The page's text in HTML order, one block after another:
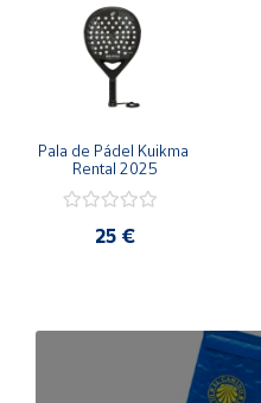
Pala de Pádel Kuikma
Rental 2025
25 €